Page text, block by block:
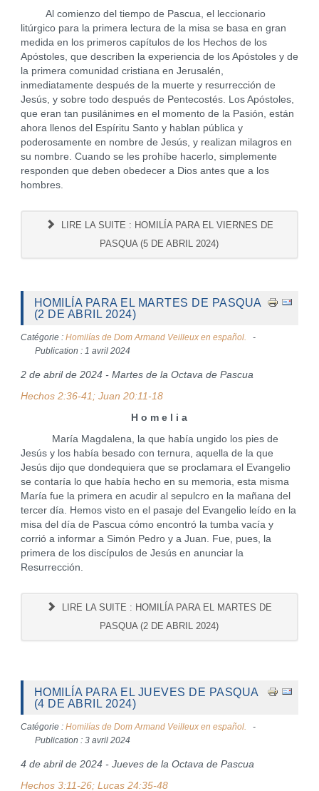
Al comienzo del tiempo de Pascua, el leccionario
litúrgico para la primera lectura de la misa se basa en gran
medida en los primeros capítulos de los Hechos de los
Apóstoles, que describen la experiencia de los Apóstoles y de
la primera comunidad cristiana en Jerusalén,
inmediatamente después de la muerte y resurrección de
Jesús, y sobre todo después de Pentecostés. Los Apóstoles,
que eran tan pusilánimes en el momento de la Pasión, están
ahora llenos del Espíritu Santo y hablan pública y
poderosamente en nombre de Jesús, y realizan milagros en
su nombre. Cuando se les prohíbe hacerlo, simplemente
responden que deben obedecer a Dios antes que a los
hombres.
LIRE LA SUITE : HOMILÍA PARA EL VIERNES DE
PASQUA (5 DE ABRIL 2024)
HOMILÍA PARA EL MARTES DE PASQUA
(2 DE ABRIL 2024)
Catégorie : Homilías de Dom Armand Veilleux en español.
Publication : 1 avril 2024
2 de abril de 2024 - Martes de la Octava de Pascua
Hechos 2:36-41; Juan 20:11-18
H o m e l i a
María Magdalena, la que había ungido los pies de
Jesús y los había besado con ternura, aquella de la que
Jesús dijo que dondequiera que se proclamara el Evangelio
se contaría lo que había hecho en su memoria, esta misma
María fue la primera en acudir al sepulcro en la mañana del
tercer día. Hemos visto en el pasaje del Evangelio leído en la
misa del día de Pascua cómo encontró la tumba vacía y
corrió a informar a Simón Pedro y a Juan. Fue, pues, la
primera de los discípulos de Jesús en anunciar la
Resurrección.
LIRE LA SUITE : HOMILÍA PARA EL MARTES DE
PASQUA (2 DE ABRIL 2024)
HOMILÍA PARA EL JUEVES DE PASQUA
(4 DE ABRIL 2024)
Catégorie : Homilías de Dom Armand Veilleux en español.
Publication : 3 avril 2024
4 de abril de 2024 - Jueves de la Octava de Pascua
Hechos 3:11-26; Lucas 24:35-48